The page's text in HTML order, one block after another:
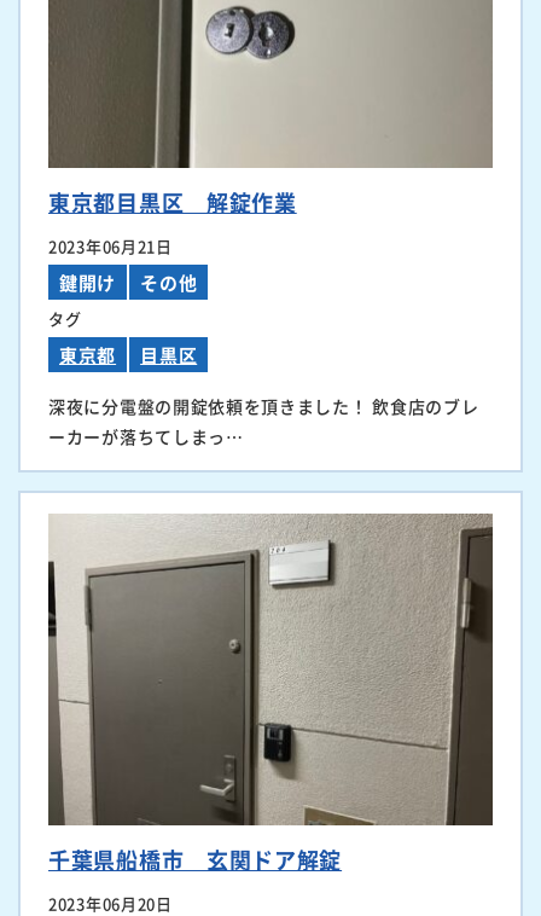
東京都目黒区 解錠作業
2023年06月21日
鍵開け その他
タグ
東京都 目黒区
深夜に分電盤の開錠依頼を頂きました！ 飲食店のブレ
ーカーが落ちてしまっ…
千葉県船橋市 玄関ドア解錠
2023年06月20日